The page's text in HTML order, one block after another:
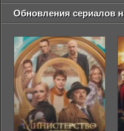
Обновления сериалов